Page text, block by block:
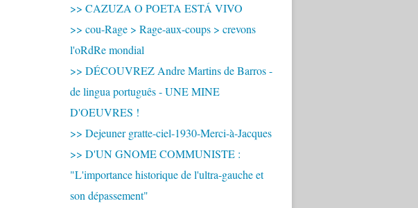
>> CAZUZA O POETA ESTÁ VIVO
>> cou-Rage > Rage-aux-coups > crevons
l'oRdRe mondial
>> DÉCOUVREZ Andre Martins de Barros -
de lingua português - UNE MINE
D'OEUVRES !
>> Dejeuner gratte-ciel-1930-Merci-à-Jacques
>> D'UN GNOME COMMUNISTE :
"L'importance historique de l'ultra-gauche et
son dépassement"